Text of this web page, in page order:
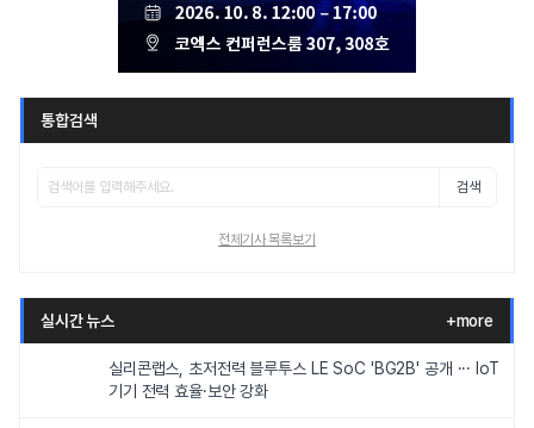
통합검색
검색
전체기사 목록보기
실시간 뉴스 +more
실리콘랩스, 초저전력 블루투스 LE SoC 'BG2B' 공개 ··· IoT
기기 전력 효율·보안 강화